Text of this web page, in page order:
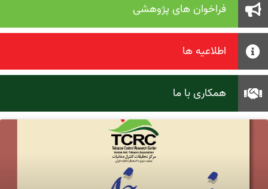
فراخوان های پژوهشی
اطلاعیه ها
همکاری با ما